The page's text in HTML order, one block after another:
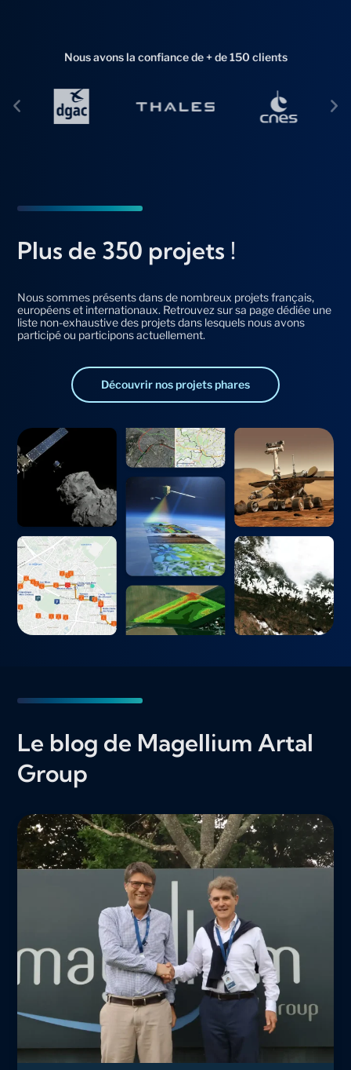
Nous avons la confiance de + de 150 clients
Plus de 350 projets !
Nous sommes présents dans de nombreux projets français,
européens et internationaux. Retrouvez sur sa page dédiée une
liste non-exhaustive des projets dans lesquels nous avons
participé ou participons actuellement.
Découvrir nos projets phares
Le blog de Magellium Artal
Group